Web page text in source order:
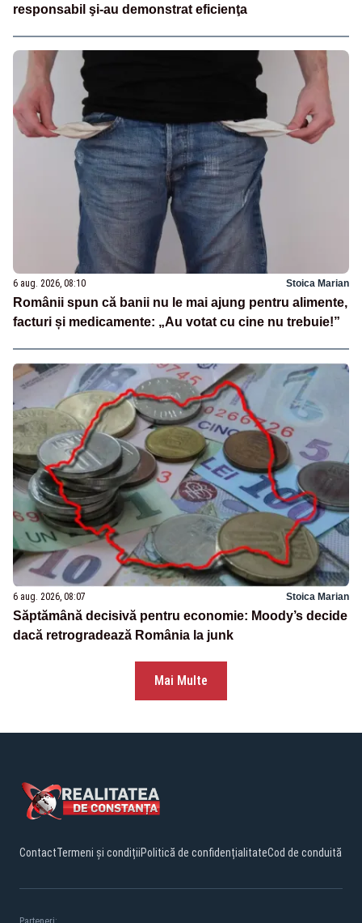
responsabil şi-au demonstrat eficienţa
6 aug. 2026, 08:10 Stoica Marian
Românii spun că banii nu le mai ajung pentru alimente,
facturi și medicamente: „Au votat cu cine nu trebuie!”
6 aug. 2026, 08:07 Stoica Marian
Săptămână decisivă pentru economie: Moody’s decide
dacă retrogradează România la junk
Mai Multe
ContactTermeni și condițiiPolitică de confidențialitateCod de conduită